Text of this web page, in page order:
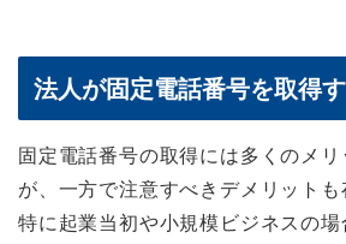
法人が固定電話番号を取得
固定電話番号の取得には多くのメ
が、一方で注意すべきデメリットも
特に起業当初や小規模ビジネスの